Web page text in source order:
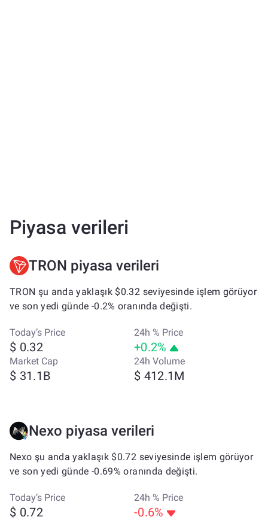
Piyasa verileri
TRON piyasa verileri
TRON şu anda yaklaşık $0.32 seviyesinde işlem görüyor
ve son yedi günde -0.2% oranında değişti.
Today’s Price
$ 0.32
24h % Price
+0.2%
Market Cap
$ 31.1B
24h Volume
$ 412.1M
Nexo piyasa verileri
Nexo şu anda yaklaşık $0.72 seviyesinde işlem görüyor
ve son yedi günde -0.69% oranında değişti.
Today’s Price
$ 0.72
24h % Price
-0.6%